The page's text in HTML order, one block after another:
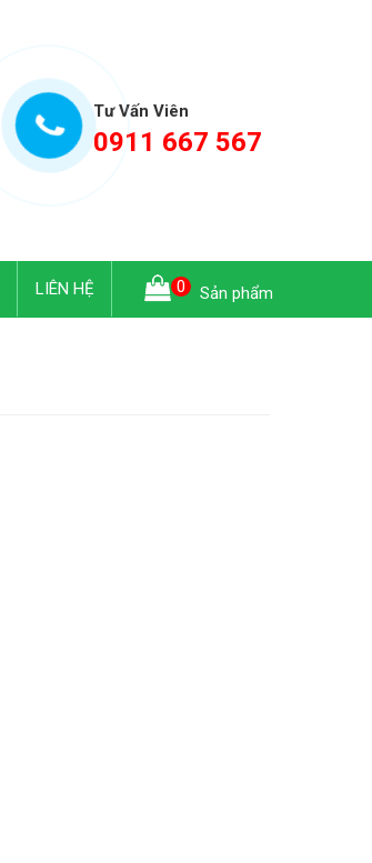
Tư Vấn Viên
0911 667 567
LIÊN HỆ Sản phẩm
0